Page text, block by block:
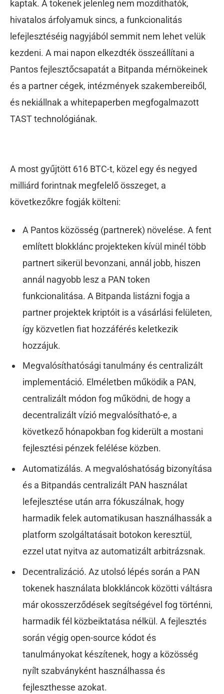
kaptak. A tokenek jelenleg nem mozdíthatók,
hivatalos árfolyamuk sincs, a funkcionalitás
lefejlesztéséig nagyjából semmit nem lehet velük
kezdeni. A mai napon elkezdték összeállítani a
Pantos fejlesztőcsapatát a Bitpanda mérnökeinek
és a partner cégek, intézmények szakembereiből,
és nekiállnak a whitepaperben megfogalmazott
TAST technológiának.
A most gyűjtött 616 BTC-t, közel egy és negyed
milliárd forintnak megfelelő összeget, a
következőkre fogják költeni:
A Pantos közösség (partnerek) növelése. A fent
említett blokklánc projekteken kívül minél több
partnert sikerül bevonzani, annál jobb, hiszen
annál nagyobb lesz a PAN token
funkcionalitása. A Bitpanda listázni fogja a
partner projektek kriptóit is a vásárlási felületen,
így közvetlen fiat hozzáférés keletkezik
hozzájuk.
Megvalósíthatósági tanulmány és centralizált
implementáció. Elméletben működik a PAN,
centralizált módon fog működni, de hogy a
decentralizált vízió megvalósítható-e, a
következő hónapokban fog kiderült a mostani
fejlesztési pénzek felélése közben.
Automatizálás. A megvalóshatóság bizonyítása
és a Bitpandás centralizált PAN használat
lefejlesztése után arra fókuszálnak, hogy
harmadik felek automatikusan használhassák a
platform szolgáltatásait botokon keresztül,
ezzel utat nyitva az automatizált arbitrázsnak.
Decentralizáció. Az utolsó lépés során a PAN
tokenek használata blokkláncok közötti váltásra
már okosszerződések segítségével fog történni,
harmadik fél közbeiktatása nélkül. A fejlesztés
során végig open-source kódot és
tanulmányokat készítenek, hogy a közösség
nyílt szabványként használhassa és
fejleszthesse azokat.